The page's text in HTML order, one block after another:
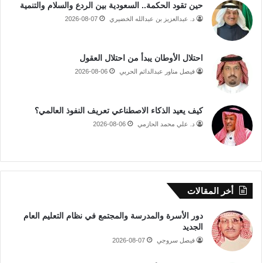
حين تقود الحكمة.. السعودية بين الردع والسلام والتنمية
د. عبدالعزيز بن عبدالله الخضيري 2026-08-07
احتلال الأوطان يبدأ من احتلال العقول
فيصل مناور عبدالدائم الحربي 2026-08-06
كيف يعيد الذكاء الاصطناعي تعريف النفوذ العالمي؟
د. علي محمد الحازمي 2026-08-06
أخر المقالات
دور الأسرة والمدرسة والمجتمع في نظام التعليم العام
الجديد
فيصل سروجي 2026-08-07